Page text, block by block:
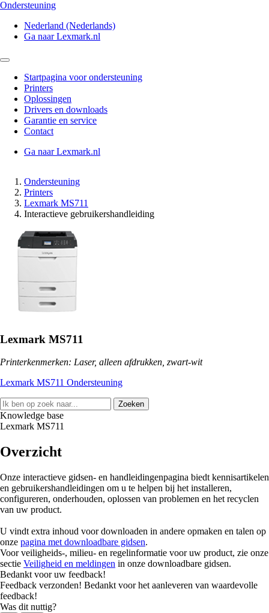
Ondersteuning
Nederland (Nederlands)
Ga naar Lexmark.nl
Startpagina voor ondersteuning
Printers
Oplossingen
Drivers en downloads
Garantie en service
Contact
Ga naar Lexmark.nl
Ondersteuning
Printers
Lexmark MS711
Interactieve gebruikershandleiding
Lexmark MS711
Printerkenmerken: Laser, alleen afdrukken, zwart-wit
Lexmark MS711 Ondersteuning
Zoeken
Knowledge base
Lexmark MS711
Overzicht
Onze interactieve gidsen- en handleidingenpagina biedt kennisartikelen
en gebruikershandleidingen om u te helpen bij het installeren,
configureren, onderhouden, oplossen van problemen en het recyclen
van uw product.
U vindt extra inhoud voor downloaden in andere opmaken en talen op
onze pagina met downloadbare gidsen.
Voor veiligheids-, milieu- en regelinformatie voor uw product, zie onze
sectie Veiligheid en meldingen in onze downloadbare gidsen.
Bedankt voor uw feedback!
Feedback verzonden! Bedankt voor het aanleveren van waardevolle
feedback!
Was dit nuttig?